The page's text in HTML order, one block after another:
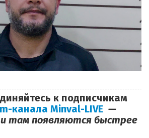
к подписчикам
канала Minval-LIVE —
там появляются быстрее